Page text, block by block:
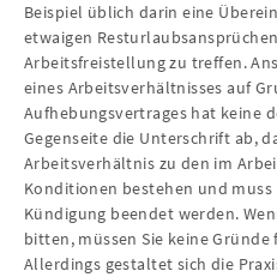
Beispiel üblich darin eine
etwaigen
Arbeitsfreistellung zu treffen.
eines Arbeitsverhältnisses auf
Aufhebungsvertrages hat keine
Gegenseite die Unterschrift ab,
Arbeitsverhältnis zu den im
Konditionen bestehen und
Kündigung beendet werden.
bitten, müssen Sie keine
Allerdings gestaltet sich die